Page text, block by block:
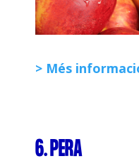
> Més
6. PERA